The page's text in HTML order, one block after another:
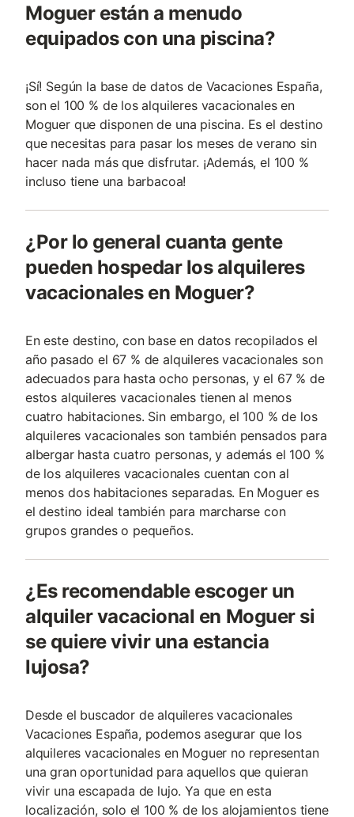
Moguer están a menudo
equipados con una piscina?
¡Sí! Según la base de datos de Vacaciones España,
son el 100 % de los alquileres vacacionales en
Moguer que disponen de una piscina. Es el destino
que necesitas para pasar los meses de verano sin
hacer nada más que disfrutar. ¡Además, el 100 %
incluso tiene una barbacoa!
¿Por lo general cuanta gente
pueden hospedar los alquileres
vacacionales en Moguer?
En este destino, con base en datos recopilados el
año pasado el 67 % de alquileres vacacionales son
adecuados para hasta ocho personas, y el 67 % de
estos alquileres vacacionales tienen al menos
cuatro habitaciones. Sin embargo, el 100 % de los
alquileres vacacionales son también pensados para
albergar hasta cuatro personas, y además el 100 %
de los alquileres vacacionales cuentan con al
menos dos habitaciones separadas. En Moguer es
el destino ideal también para marcharse con
grupos grandes o pequeños.
¿Es recomendable escoger un
alquiler vacacional en Moguer si
se quiere vivir una estancia
lujosa?
Desde el buscador de alquileres vacacionales
Vacaciones España, podemos asegurar que los
alquileres vacacionales en Moguer no representan
una gran oportunidad para aquellos que quieran
vivir una escapada de lujo. Ya que en esta
localización, solo el 100 % de los alojamientos tiene